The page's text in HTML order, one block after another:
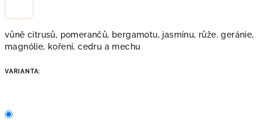
vůně citrusů, pomerančů, bergamotu, jasmínu, růže. geránie,
magnólie, koření, cedru a mechu
VARIANTA: